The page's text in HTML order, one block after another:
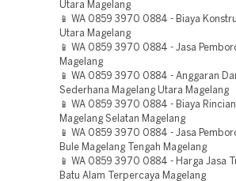
Utara Magelang
📱 WA 0859 3970 0884 - Biaya
Utara Magelang
📱 WA 0859 3970 0884 - Jasa
Magelang
📱 WA 0859 3970 0884 - Anggaran
Sederhana Magelang Utara Magelang
📱 WA 0859 3970 0884 - Biaya
Magelang Selatan Magelang
📱 WA 0859 3970 0884 - Jasa
Bule Magelang Tengah Magelang
📱 WA 0859 3970 0884 - Harga Jasa
Batu Alam Terpercaya Magelang